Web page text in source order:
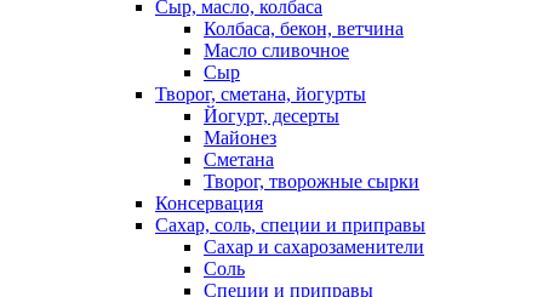
Сыр, масло, колбаса
Колбаса, бекон, ветчина
Масло сливочное
Сыр
Творог, сметана, йогурты
Йогурт, десерты
Майонез
Сметана
Творог, творожные сырки
Консервация
Сахар, соль, специи и приправы
Сахар и сахарозаменители
Соль
Специи и приправы